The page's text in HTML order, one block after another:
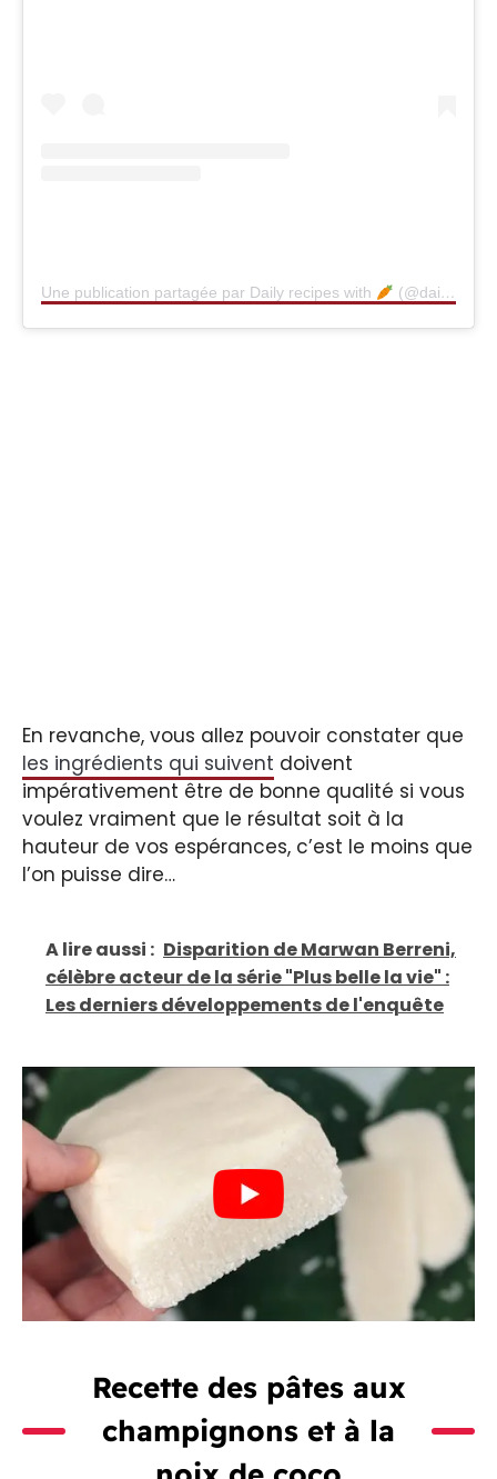
Une publication partagée par Daily recipes with (@dailyrecipes_with_carrot)
En revanche, vous allez pouvoir constater que
les ingrédients qui suivent doivent
impérativement être de bonne qualité si vous
voulez vraiment que le résultat soit à la
hauteur de vos espérances, c’est le moins que
l’on puisse dire…
A lire aussi : Disparition de Marwan Berreni,
célèbre acteur de la série "Plus belle la vie" :
Les derniers développements de l'enquête
Recette des pâtes aux
champignons et à la